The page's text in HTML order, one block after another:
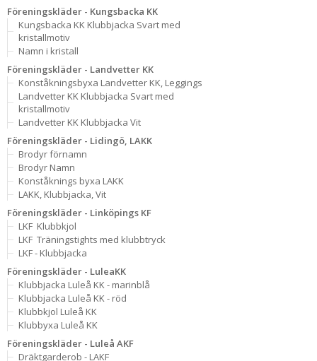
Föreningskläder - Kungsbacka KK
Kungsbacka KK Klubbjacka Svart med
kristallmotiv
Namn i kristall
Föreningskläder - Landvetter KK
Konståkningsbyxa Landvetter KK, Leggings
Landvetter KK Klubbjacka Svart med
kristallmotiv
Landvetter KK Klubbjacka Vit
Föreningskläder - Lidingö, LAKK
Brodyr förnamn
Brodyr Namn
Konståknings byxa LAKK
LAKK, Klubbjacka, Vit
Föreningskläder - Linköpings KF
LKF  Klubbkjol
LKF  Träningstights med klubbtryck
LKF - Klubbjacka
Föreningskläder - LuleaKK
Klubbjacka Luleå KK - marinblå
Klubbjacka Luleå KK - röd
Klubbkjol Luleå KK
Klubbyxa Luleå KK
Föreningskläder - Luleå AKF
Dräktgarderob - LAKF